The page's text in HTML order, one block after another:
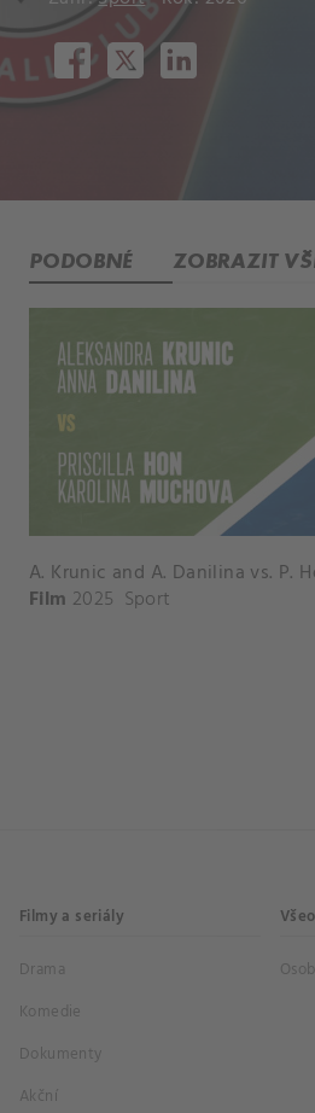
PODOBNÉ ZOBRAZIT
Film 2025 Sport
Filmy a seriály
Drama
Komedie
Dokumenty
Akční